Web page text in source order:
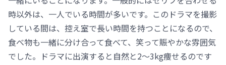
時以外は、一人でいる時間が多いです。このドラマを撮影
している間は、控え室で長い時間を持つことになるので、
食べ物も一緒に分け合って食べて、笑って賑やかな雰囲気
でした。ドラマに出演すると自然と2～3kg痩せるのです